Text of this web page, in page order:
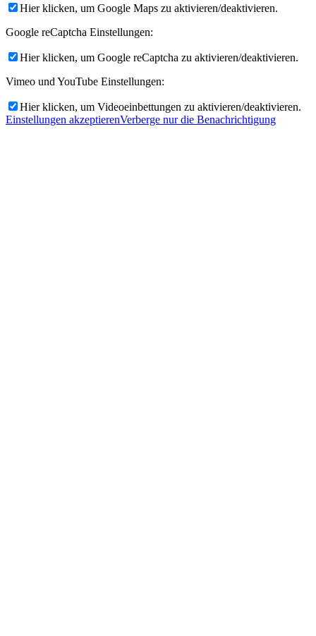
Hier klicken, um Google Maps zu aktivieren/deaktivieren.
Google reCaptcha Einstellungen:
Hier klicken, um Google reCaptcha zu aktivieren/deaktivieren.
Vimeo und YouTube Einstellungen:
Hier klicken, um Videoeinbettungen zu aktivieren/deaktivieren.
Einstellungen akzeptierenVerberge nur die Benachrichtigung